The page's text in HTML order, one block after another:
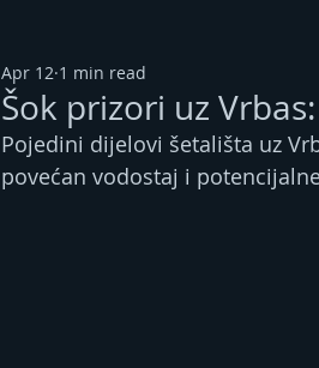
Šok prizori uz
Apr 12 1 min read
Pojedini dijelovi šetališta uz
povećan vodostaj i